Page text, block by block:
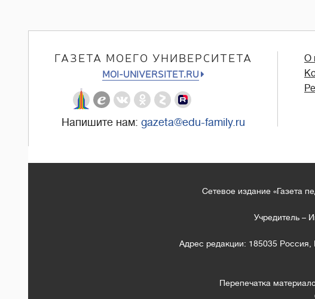
ГАЗЕТА МОЕГО УНИВЕРСИТЕТА
MOI-UNIVERSITET.RU
Напишите нам: gazeta@edu-family.ru
О
Сетевое издание «Газета
Учредитель –
Адрес редакции: 185035 Россия,
Перепечатка